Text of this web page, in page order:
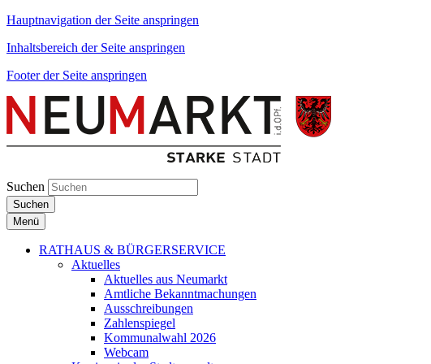
Hauptnavigation der Seite anspringen
Inhaltsbereich der Seite anspringen
Footer der Seite anspringen
Suchen
Suchen
Menü
RATHAUS & BÜRGERSERVICE
Aktuelles
Aktuelles aus Neumarkt
Amtliche Bekanntmachungen
Ausschreibungen
Zahlenspiegel
Kommunalwahl 2026
Webcam